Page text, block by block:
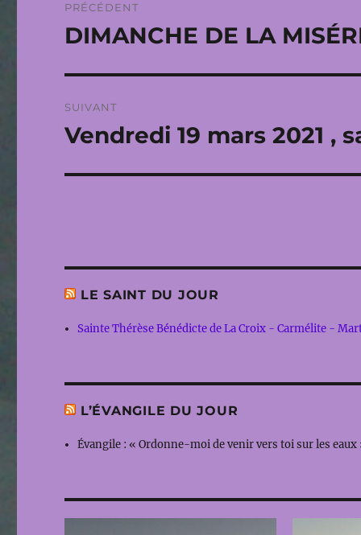
de
PRÉCÉDENT
Publication
DIMANCHE DE LA
SUIVANT
Publication
Vendredi 19 mars 2021 ,
LE SAINT DU JOUR
Sainte Thérèse Bénédicte de La Croix - Carmélite -
L’ÉVANGILE DU JOUR
Évangile : « Ordonne-moi de venir vers toi sur les